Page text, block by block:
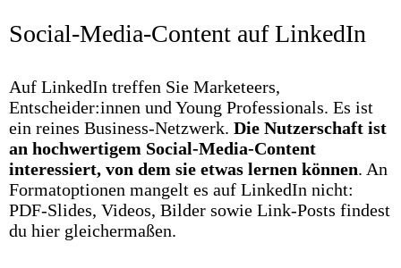
Social-Media-Content auf LinkedIn
Auf LinkedIn treffen Sie Marketeers,
Entscheider:innen und Young Professionals. Es ist
ein reines Business-Netzwerk. Die Nutzerschaft ist
an hochwertigem Social-Media-Content
interessiert, von dem sie etwas lernen können. An
Formatoptionen mangelt es auf LinkedIn nicht:
PDF-Slides, Videos, Bilder sowie Link-Posts findest
du hier gleichermaßen.